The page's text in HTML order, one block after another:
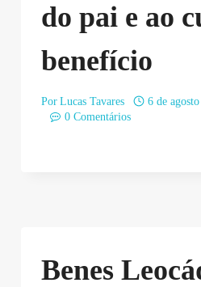
do pai e ao
benefício
Por Lucas Tavares
6 de
0 Comentários
Benes